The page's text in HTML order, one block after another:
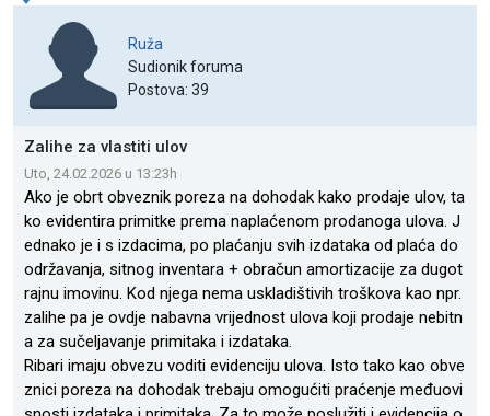
Ruža
Sudionik foruma
Postova: 39
Zalihe za vlastiti ulov
Uto, 24.02.2026 u 13:23h
Ako je obrt obveznik poreza na dohodak kako prodaje ulov, ta
ko evidentira primitke prema naplaćenom prodanoga ulova. J
ednako je i s izdacima, po plaćanju svih izdataka od plaća do
održavanja, sitnog inventara + obračun amortizacije za dugot
rajnu imovinu. Kod njega nema uskladištivih troškova kao npr.
zalihe pa je ovdje nabavna vrijednost ulova koji prodaje nebitn
a za sučeljavanje primitaka i izdataka.
Ribari imaju obvezu voditi evidenciju ulova. Isto tako kao obve
znici poreza na dohodak trebaju omogućiti praćenje međuovi